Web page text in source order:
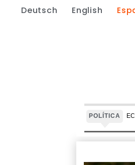
Deutsch English
POLÍTICA